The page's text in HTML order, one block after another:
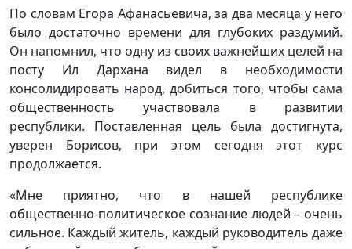
По словам Егора Афанасьевича, за два месяца у него
было достаточно времени для глубоких раздумий.
Он напомнил, что одну из своих важнейших целей на
посту Ил Дархана видел в необходимости
консолидировать народ, добиться того, чтобы сама
общественность участвовала в развитии
республики. Поставленная цель была достигнута,
уверен Борисов, при этом сегодня этот курс
продолжается.
«Мне приятно, что в нашей республике
общественно-политическое сознание людей – очень
сильное. Каждый житель, каждый руководитель даже